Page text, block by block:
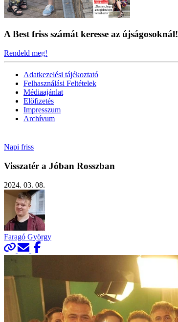
A Best friss számát keresse az újságosoknál!
Rendeld meg!
Adatkezelési tájékoztató
Felhasználási Feltételek
Médiaajánlat
Előfizetés
Impresszum
Archívum
Napi friss
Visszatér a Jóban Rosszban
2024. 03. 08.
Faragó György